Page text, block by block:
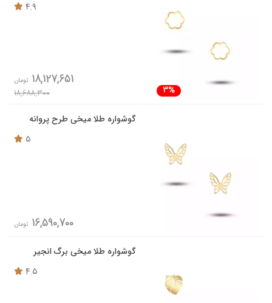
4.9
3%
18,127,651 تومان
18,688,300
گوشواره طلا میخی طرح پروانه
5
16,590,700 تومان
گوشواره طلا میخی برگ انجیر
4.5